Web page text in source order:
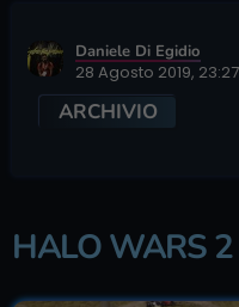
Daniele Di Egidio
28 Agosto 2019, 23:27
ARCHIVIO
HALO WARS